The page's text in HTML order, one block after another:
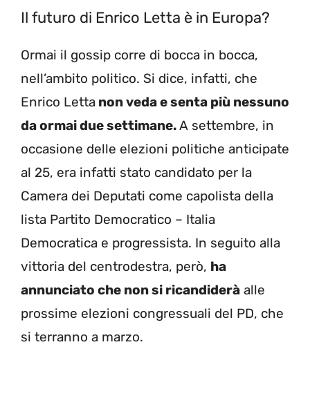
Il futuro di Enrico Letta è in Europa?
Ormai il gossip corre di bocca in bocca,
nell’ambito politico. Si dice, infatti, che
Enrico Letta non veda e senta più nessuno
da ormai due settimane.A settembre, in
occasione delle elezioni politiche anticipate
al 25, era infatti stato candidato per la
Camera dei Deputati come capolista della
lista Partito Democratico – Italia
Democratica e progressista. In seguito alla
vittoria del centrodestra, però, ha
annunciato che non si ricandiderà alle
prossime elezioni congressuali del PD, che
si terranno a marzo.